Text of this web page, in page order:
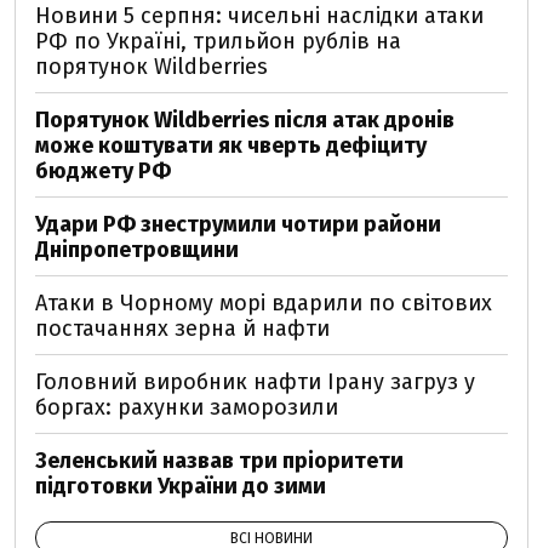
Новини 5 серпня: чисельні наслідки атаки
РФ по Україні, трильйон рублів на
порятунок Wildberries
Порятунок Wildberries після атак дронів
може коштувати як чверть дефіциту
бюджету РФ
Удари РФ знеструмили чотири райони
Дніпропетровщини
Атаки в Чорному морі вдарили по світових
постачаннях зерна й нафти
Головний виробник нафти Ірану загруз у
боргах: рахунки заморозили
Зеленський назвав три пріоритети
підготовки України до зими
ВСІ НОВИНИ